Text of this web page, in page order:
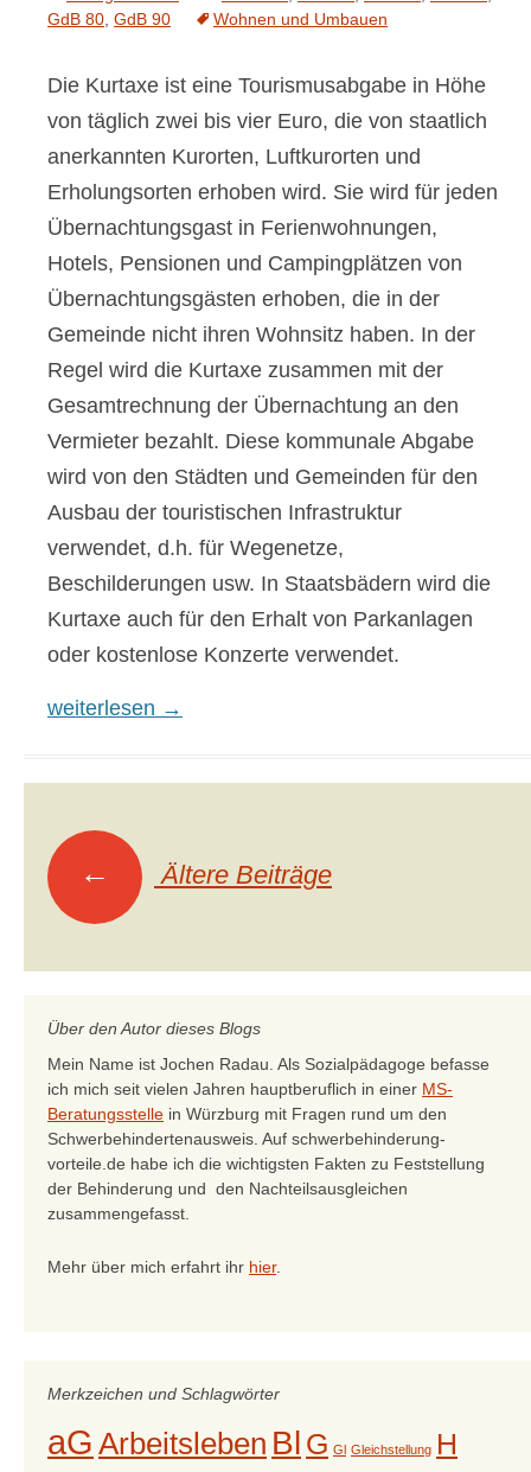
GdB 80 GdB 90 Wohnen und Umbauen
Die Kurtaxe ist eine Tourismusabgabe in Höhe
von täglich zwei bis vier Euro, die von staatlich
anerkannten Kurorten, Luftkurorten und
Erholungsorten erhoben wird. Sie wird für jeden
Übernachtungsgast in Ferienwohnungen,
Hotels, Pensionen und Campingplätzen von
Übernachtungsgästen erhoben, die in der
Gemeinde nicht ihren Wohnsitz haben. In der
Regel wird die Kurtaxe zusammen mit der
Gesamtrechnung der Übernachtung an den
Vermieter bezahlt. Diese kommunale Abgabe
wird von den Städten und Gemeinden für den
Ausbau der touristischen Infrastruktur
verwendet, d.h. für Wegenetze,
Beschilderungen usw. In Staatsbädern wird die
Kurtaxe auch für den Erhalt von Parkanlagen
oder kostenlose Konzerte verwendet.
Ermäßigung der Kurtaxe ab GdB 50
weiterlesen →
Beitragsnavigation
← Ältere Beiträge
Über den Autor dieses Blogs
Mein Name ist Jochen Radau. Als Sozialpädagoge befasse
ich mich seit vielen Jahren hauptberuflich in einer MS-
Beratungsstelle in Würzburg mit Fragen rund um den
Schwerbehindertenausweis. Auf schwerbehinderung-
vorteile.de habe ich die wichtigsten Fakten zu Feststellung
der Behinderung und den Nachteilsausgleichen
zusammengefasst.
Mehr über mich erfahrt ihr hier.
Merkzeichen und Schlagwörter
aG Arbeitsleben Bl G Gl Gleichstellung H